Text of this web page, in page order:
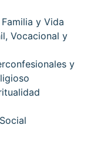
y Vida
Vocacional y
y